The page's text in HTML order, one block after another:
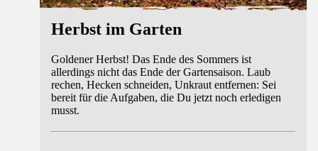
Herbst im Garten
Goldener Herbst! Das Ende des Sommers ist
allerdings nicht das Ende der Gartensaison. Laub
rechen, Hecken schneiden, Unkraut entfernen: Sei
bereit für die Aufgaben, die Du jetzt noch erledigen
musst.